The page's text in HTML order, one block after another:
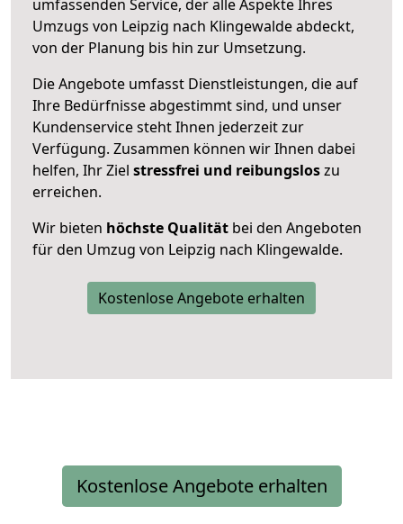
umfassenden Service, der alle Aspekte Ihres
Umzugs von Leipzig nach Klingewalde abdeckt,
von der Planung bis hin zur Umsetzung.
Die Angebote umfasst Dienstleistungen, die auf
Ihre Bedürfnisse abgestimmt sind, und unser
Kundenservice steht Ihnen jederzeit zur
Verfügung. Zusammen können wir Ihnen dabei
helfen, Ihr Ziel stressfrei und reibungsloszu
erreichen.
Wir bieten höchste Qualität bei den Angeboten
für den Umzug von Leipzig nach Klingewalde.
Kostenlose Angebote erhalten
Kostenlose Angebote erhalten